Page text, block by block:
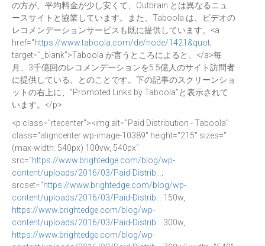
の方が、平均料金が少し安くて、Outbrain とは異なるニュ
ースサイトと協業しています。また、Taboola は、ビデオの
レコメンデーションサービスも既に提供しています。<a
href="https://www.taboola.com/de/node/1421&quot;
target="_blank">Taboola が言うところによると、</a>毎
月、3千億回のレコメンデーションを5.5億人のサイト訪問者
に提供している、とのことです。下の記事のスクリーンショ
ットの右上に、”Promoted Links by Taboola”と表示されて
います。</p>
<p class="rtecenter"><img alt="Paid Distribution - Taboola"
class="aligncenter wp-image-10389" height="215" sizes="
(max-width: 540px) 100vw, 540px"
src="https://www.brightedge.com/blog/wp-
content/uploads/2016/03/Paid-Distrib… ;
srcset="https://www.brightedge.com/blog/wp-
content/uploads/2016/03/Paid-Distrib…
150w,
https://www.brightedge.com/blog/wp-
content/uploads/2016/03/Paid-Distrib…
300w,
https://www.brightedge.com/blog/wp-